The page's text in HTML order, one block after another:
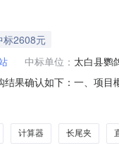
标2608元
中标单位： 太白县鹦
果确认如下：一、项
07-2910:20:45采购人
：太白县鹦鸽镇赵家超
计算器 长尾夹